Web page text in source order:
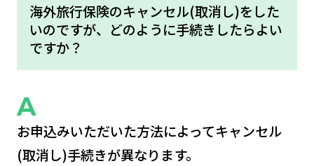
海外旅行保険のキャンセル(取消し)をした
いのですが、どのように手続きしたらよい
ですか？
お申込みいただいた方法によってキャンセル
(取消し)手続きが異なります。